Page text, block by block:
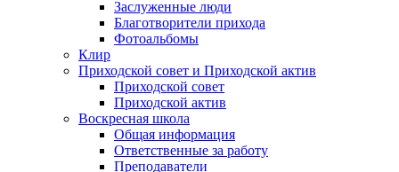
Заслуженные люди
Благотворители прихода
Фотоальбомы
Клир
Приходской совет и Приходской актив
Приходской совет
Приходской актив
Воскресная школа
Общая информация
Ответственные за работу
Преподаватели